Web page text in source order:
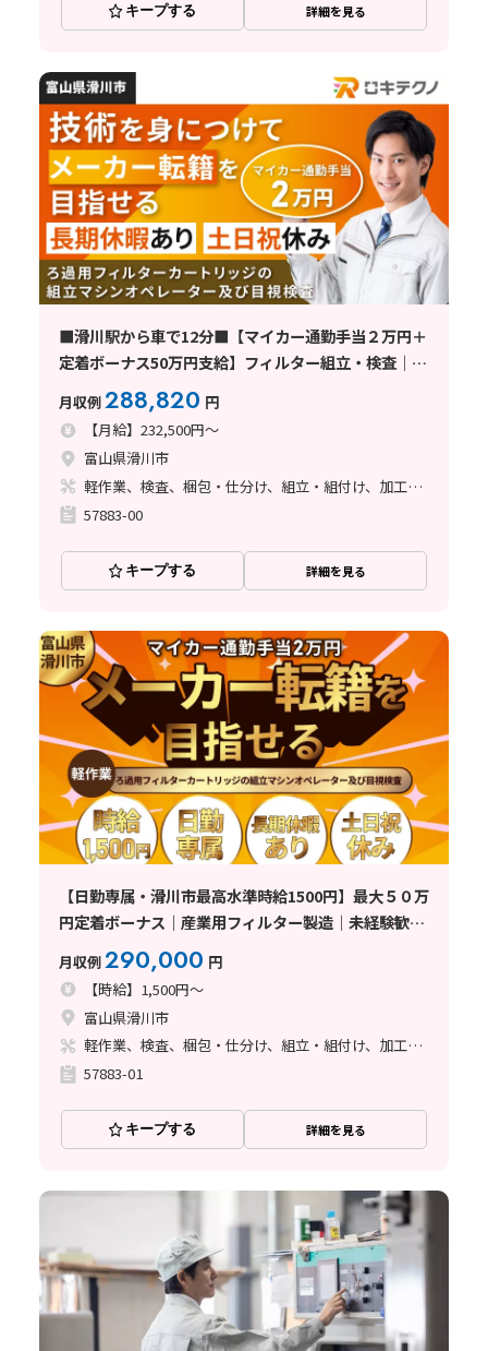
キープする 詳細を見る
■滑川駅から車で12分■【マイカー通勤手当２万円＋
定着ボーナス50万円支給】フィルター組立・検査｜ク
リーンルーム・残業1-2h・日勤・土日祝休
月収例288,820 円
【月給】232,500円～
富山県滑川市
軽作業、検査、梱包・仕分け、組立・組付け、加工、クリーンルーム、清掃・洗浄、立ち作業
57883-00
キープする 詳細を見る
【日勤専属・滑川市最高水準時給1500円】最大５０万
円定着ボーナス｜産業用フィルター製造｜未経験歓迎
｜マイカー通勤手当２万円支給・滑川駅から車で12分
月収例290,000 円
【時給】1,500円～
富山県滑川市
軽作業、検査、梱包・仕分け、組立・組付け、加工、クリーンルーム、清掃・洗浄、立ち作業
57883-01
キープする 詳細を見る